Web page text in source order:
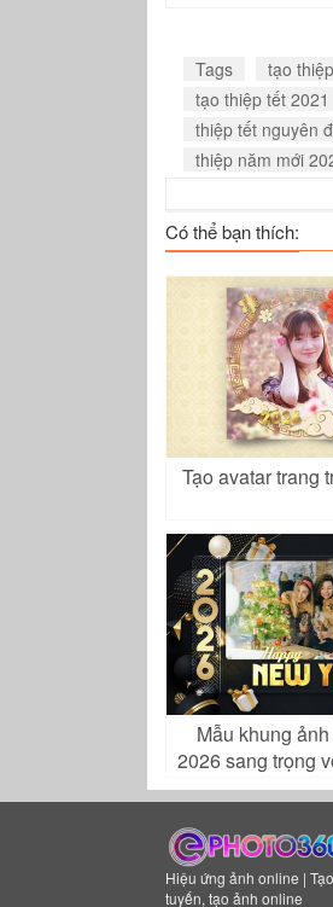
Tags tạo
tạo thiệp tết 2021
thiệp tết nguyên
thiệp năm mới
Có thể bạn thích:
Tạo avatar trang
Mẫu khung
2026 sang trọng
vàng
Hiệu ứng ảnh online |
tuyến, tạo ảnh online